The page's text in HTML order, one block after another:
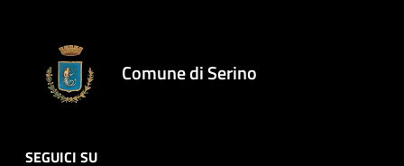
Comune di Serino
SEGUICI SU